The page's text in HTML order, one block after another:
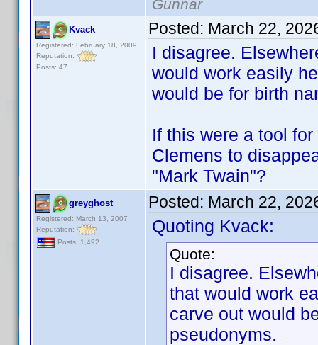
Gunnar
Kvack
Registered: February 18, 2009
Reputation:
Posts: 47
Posted: March 22,
I disagree.
would work easily
would be for birth
If this were a tool
Clemens to
"Mark Twain"?
greyghost
Registered: March 13, 2007
Reputation:
Posts: 1,492
Posted: March 22,
Quoting Kvack:
Quote:
I disagree.
that would work
carve out would
pseudonyms.